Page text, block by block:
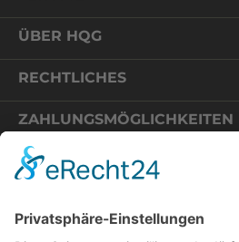
Relaunch
ÜBER HQG
RECHTLICHES
ZAHLUNGSMÖGLICHKEITEN
Sie befinden sich auf einem